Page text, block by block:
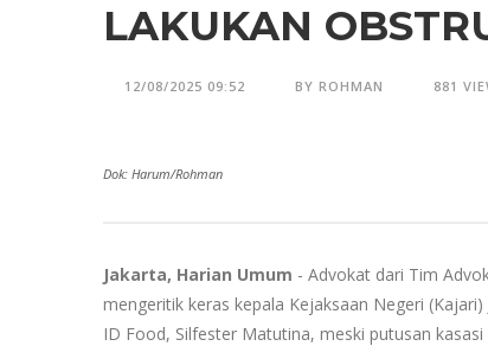
LAKUKAN
12/08/2025 09:52 BY ROHMAN 881
Dok: Harum/Rohman
Jakarta, Harian Umum - Advokat dari Tim
mengeritik keras kepala Kejaksaan Negeri
ID Food, Silfester Matutina, meski putusan